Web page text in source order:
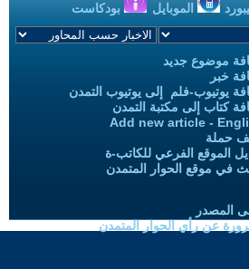
الموبايل بودكاست
موضوع جديد
خبر
يوتيوب-فلم إلى يوتيوب التمدن
كتاب إلى مكتبة التمدن
Add new article -
حملة
الموقع الفرعي للكاتب-ة
في موقع الحوار المتمدن
المصدر
عن رأي الحوار المتمدن